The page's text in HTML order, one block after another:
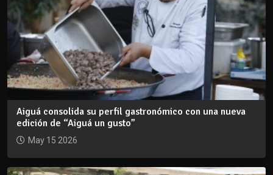
Aiguá consolida su perfil gastronómico con una nueva
edición de “Aiguá un gusto”
May 15 2026